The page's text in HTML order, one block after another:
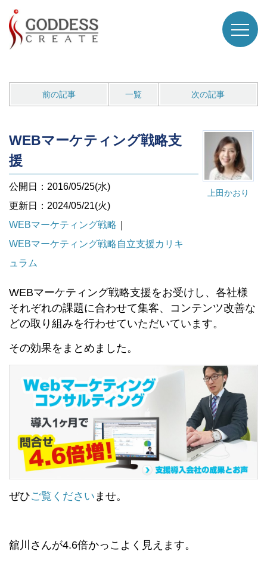
前の記事 一覧 次の記事
上田かおり
WEBマーケティング戦略支
援
公開日：2016/05/25(水)
更新日：2024/05/21(火)
WEBマーケティング戦略
WEBマーケティング戦略自立支援カリキ
ュラム
WEBマーケティング戦略支援をお受けし、各社様
それぞれの課題に合わせて集客、コンテンツ改善な
どの取り組みを行わせていただいています。
その効果をまとめました。
ぜひご覧ください ませ。
舘川さんが4.6倍かっこよく見えます。